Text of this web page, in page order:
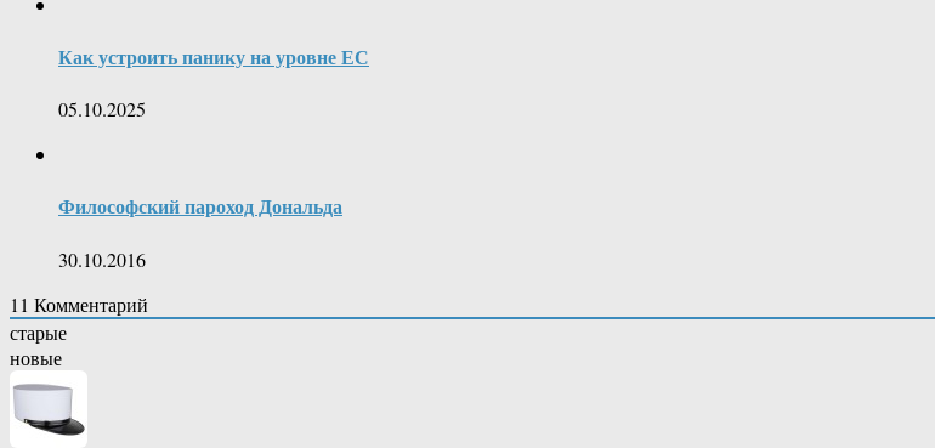
Как устроить панику на уровне ЕС
05.10.2025
Философский пароход Дональда
30.10.2016
11 Комментарий
старые
новые